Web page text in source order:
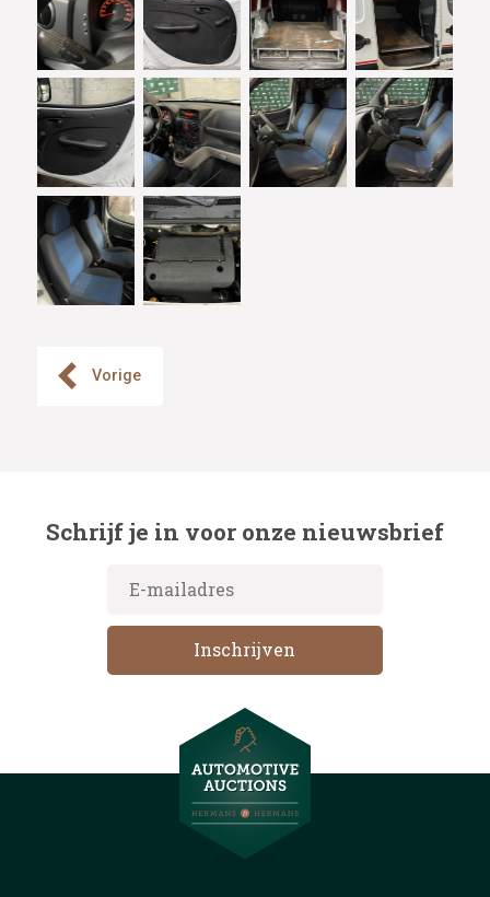
Vorige
Schrijf je in voor onze nieuwsbrief